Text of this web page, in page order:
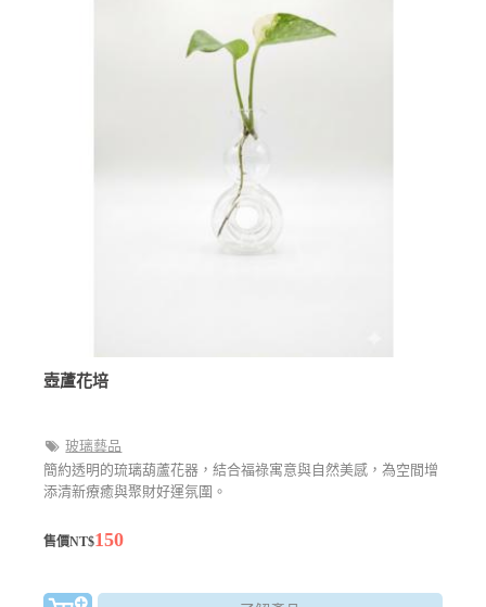
壺蘆花培
玻璃藝品
簡約透明的琉璃葫蘆花器，結合福祿寓意與自然美感，為空間增
添清新療癒與聚財好運氛圍。
售價NT$150